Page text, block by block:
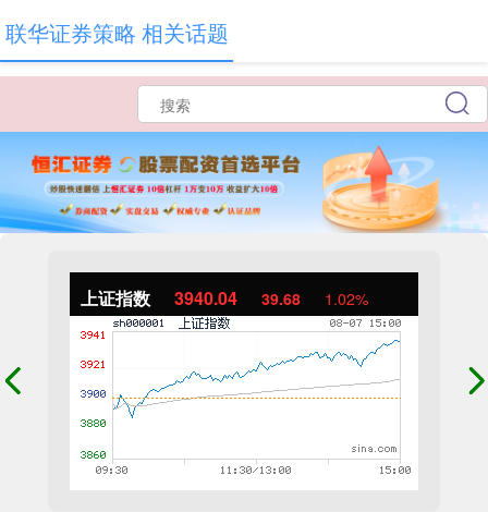
上证指数 3940.04 39.68 1.02%
联华证券策略 相关话题